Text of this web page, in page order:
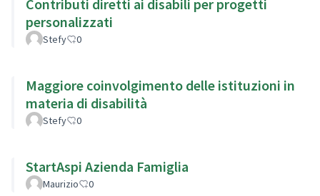
Contributi diretti ai disabili per progetti
personalizzati
Stefy 0
Maggiore coinvolgimento delle istituzioni in
materia di disabilità
Stefy 0
StartAspi Azienda Famiglia
Maurizio 0